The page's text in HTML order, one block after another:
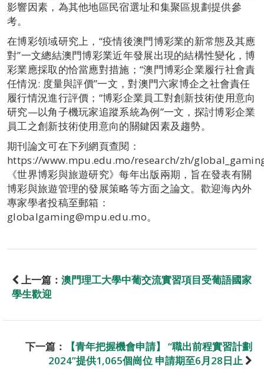
影響因素，為其他地區民宿選址和集聚區規劃提供參
考。
在博彩領域研究上，“疫情後澳門博彩業的新常態及其應
對”一文總結澳門博彩業近年發展出現的結構性變化，博
彩業應採取的恰當應對措施；“澳門博彩企業履行社會責
任情況: 度量與評價”一文，對澳門六家博企之社會責任
履行情況進行評價；“博彩企業員工對創新技術使用意向
研究—以角子機玩家追蹤系統為例”一文，探討博彩企業
員工之創新技術使用意向的關鍵因素及趨勢。
期刊論文可在下列網頁查閱：
https://www.mpu.edu.mo/research/zh/
《世界博彩與旅遊研究》每年出版兩期，旨在發表有關
博彩與旅遊管理的發展策略等方面之論文。歡迎海內外
專家學者投稿至郵箱：
globalgaming@mpu.edu.mo。
上一篇： 澳門理工大學中葡交流實習項目受葡語國家
學生歡迎
下一篇：
【青年把握機會申請】 “職出前程實習計劃
2024”提供1,065個崗位 申請期至6月28日止